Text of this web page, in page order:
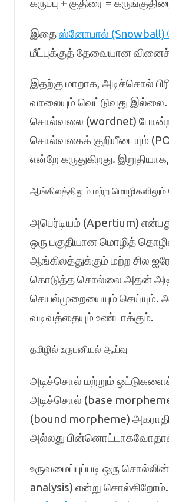
கருப்பு + குதிரை =
இதைஸ்னோபால் (Snowball)
மீட்புக்குத் தேவையான
இதற்கு மாறாக, அடிச்சொல்
வாலையும் வெட்டுவது
சொல்வலை (wordnet) போன்ற
சொல்வகைக் குறியீடையும்
என்றே கருதுகிறது.
ஆங்கிலத்திலும் மற்ற மொழிகளிலும்
அபெர்டியம் (Apertium)
ஒரு பகுதியான மொழித்
ஆங்கிலத்துக்கும் மற்ற சில
கொடுத்த சொல்லை அதன்
செயல்முறையையும் செய்யும்.
வடிவத்தையும் உண்டாக்கும்.
தமிழில் உருபனியல் ஆய்வு
அடிச்சொல் மற்றும்
அடிச்சொல் (base
(bound morpheme)
அல்லது பின்னொட்டாகவோதான்
உருவமைப்புப்படி ஒரு
analysis) என்று சொல்கிறோம்.